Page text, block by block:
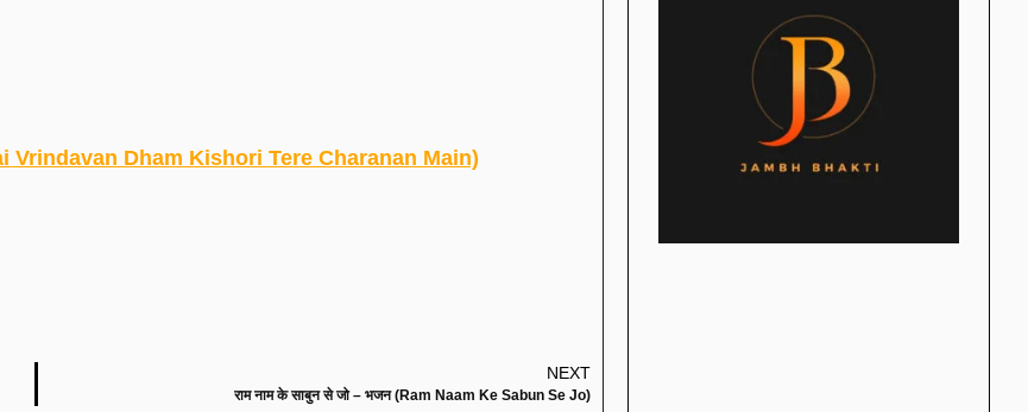
Vrindavan Dham Kishori Tere Charanan Main)
NEXT
राम नाम के साबुन से जो – भजन (Ram Naam Ke Sabun Se Jo)